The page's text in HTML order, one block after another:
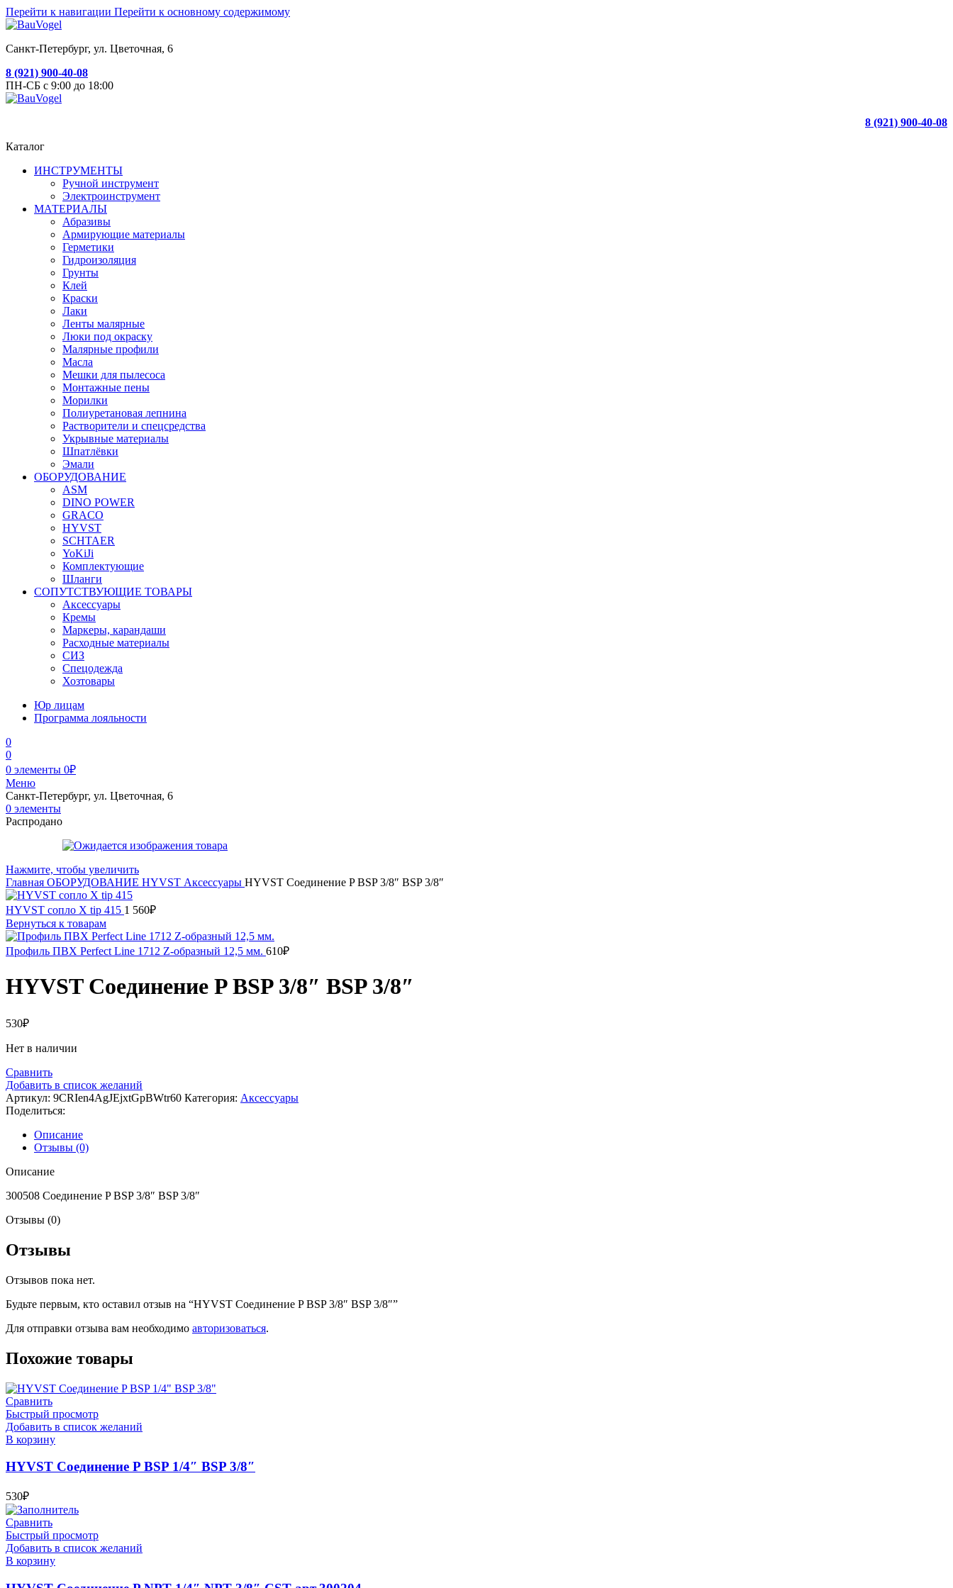
Перейти к навигации Перейти к основному содержимому
Санкт-Петербург, ул. Цветочная, 6
8 (921) 900-40-08
ПН-СБ с 9:00 до 18:00
8 (921) 900-40-08
Каталог
ИНСТРУМЕНТЫ
Ручной инструмент
Электроинструмент
МАТЕРИАЛЫ
Абразивы
Армирующие материалы
Герметики
Гидроизоляция
Грунты
Клей
Краски
Лаки
Ленты малярные
Люки под окраску
Малярные профили
Масла
Мешки для пылесоса
Монтажные пены
Морилки
Полиуретановая лепнина
Растворители и спецсредства
Укрывные материалы
Шпатлёвки
Эмали
ОБОРУДОВАНИЕ
ASM
DINO POWER
GRACO
HYVST
SCHTAER
YoKiJi
Комплектующие
Шланги
СОПУТСТВУЮЩИЕ ТОВАРЫ
Аксессуары
Кремы
Маркеры, карандаши
Расходные материалы
СИЗ
Спецодежда
Хозтовары
Юр лицам
Программа лояльности
0
0
0 элементы 0₽
Меню
Санкт-Петербург, ул. Цветочная, 6
0 элементы
Распродано
Нажмите, чтобы увеличить
Главная ОБОРУДОВАНИЕ HYVST Аксессуары HYVST Соединение P BSP 3/8″ BSP 3/8″
HYVST сопло X tip 415 1 560₽
Вернуться к товарам
Профиль ПВХ Perfect Line 1712 Z-образный 12,5 мм. 610₽
HYVST Соединение P BSP 3/8″ BSP 3/8″
530₽
Нет в наличии
Сравнить
Добавить в список желаний
Артикул: 9CRIen4AgJEjxtGpBWtr60 Категория: Аксессуары
Поделиться:
Описание
Отзывы (0)
Описание
300508 Соединение P BSP 3/8″ BSP 3/8″
Отзывы (0)
Отзывы
Отзывов пока нет.
Будьте первым, кто оставил отзыв на “HYVST Соединение P BSP 3/8″ BSP 3/8″”
Для отправки отзыва вам необходимо авторизоваться.
Похожие товары
Сравнить
Быстрый просмотр
Добавить в список желаний
В корзину
HYVST Соединение P BSP 1/4″ BSP 3/8″
530₽
Сравнить
Быстрый просмотр
Добавить в список желаний
В корзину